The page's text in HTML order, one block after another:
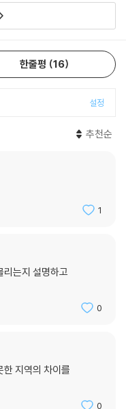
한줄평 16
설정
추천순
1
리는지 설명하고
0
한 지역의 차이를
0